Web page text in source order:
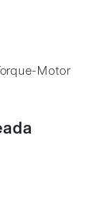
Motor